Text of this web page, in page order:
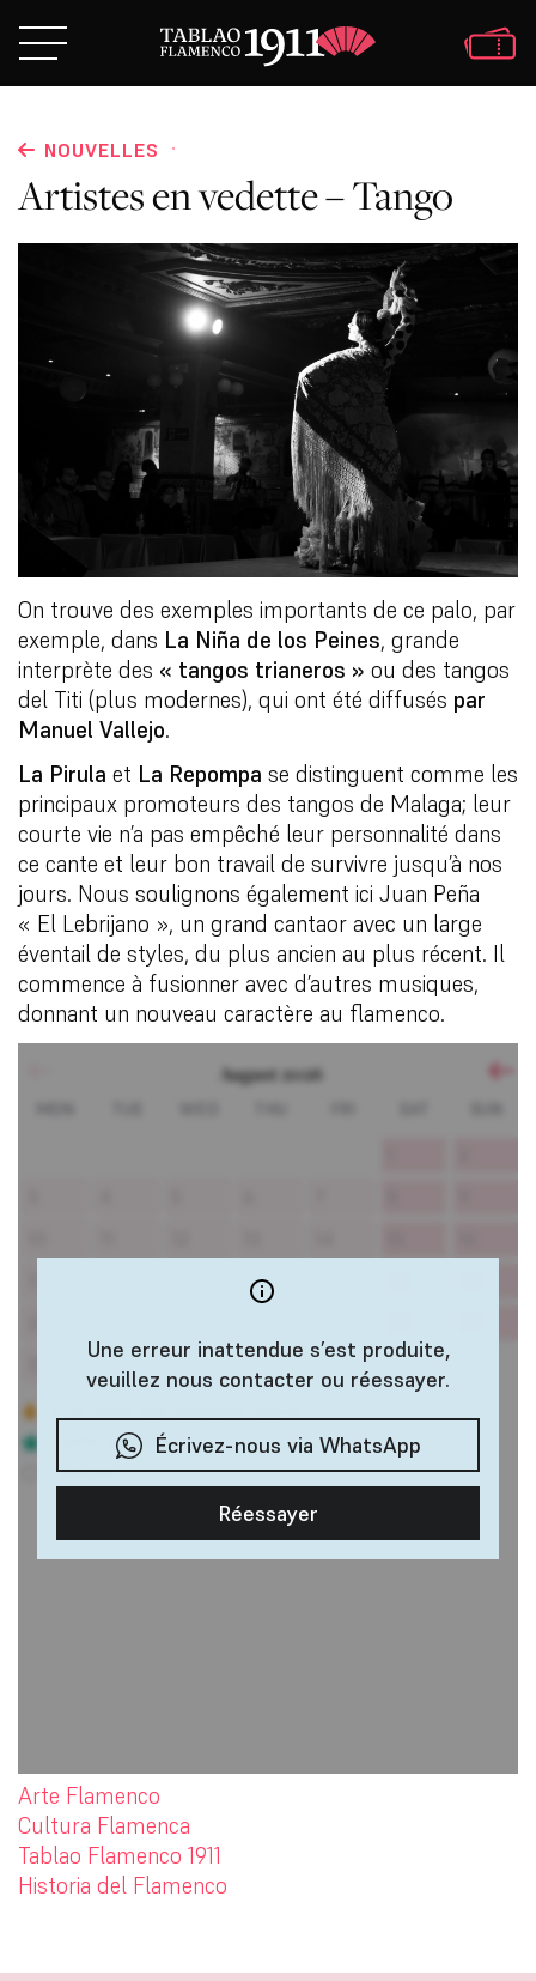
NOUVELLES ·
Artistes en vedette – Tango
On trouve des exemples importants de ce palo, par
exemple, dans La Niña de los Peines, grande
interprète des « tangos trianeros » ou des tangos
del Titi (plus modernes), qui ont été diffusés par
Manuel Vallejo.
La Pirula et La Repompa se distinguent comme les
principaux promoteurs des tangos de Malaga; leur
courte vie n’a pas empêché leur personnalité dans
ce cante et leur bon travail de survivre jusqu’à nos
jours. Nous soulignons également ici Juan Peña
« El Lebrijano », un grand cantaor avec un large
éventail de styles, du plus ancien au plus récent. Il
commence à fusionner avec d’autres musiques,
donnant un nouveau caractère au flamenco.
Arte Flamenco
Cultura Flamenca
Tablao Flamenco 1911
Historia del Flamenco